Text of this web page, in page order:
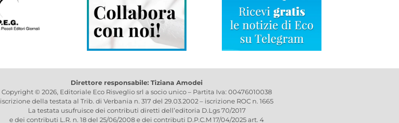
Direttore responsabile: Tiziana Amodei
Copyright © 2026, Editoriale Eco Risveglio srl a socio unico – Partita Iva: 00476010038
iscrizione della testata al Trib. di Verbania n. 317 del 29.03.2002 – iscrizione ROC n. 1665
La testata usufruisce dei contributi diretti dell’editoria D.Lgs 70/2017
e dei contributi L.R. n. 18 del 25/06/2008 e dei contributi D.P.C.M 17/04/2025 art. 4